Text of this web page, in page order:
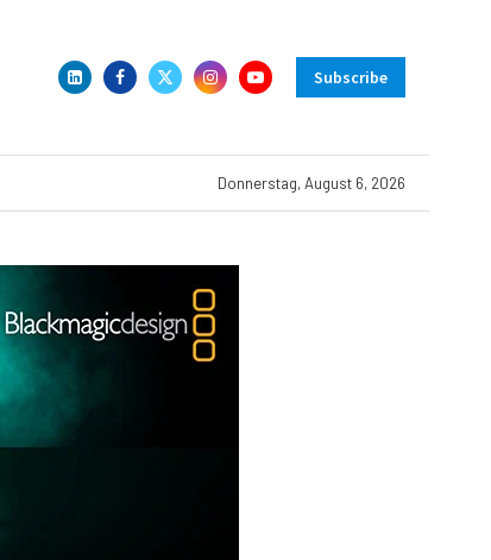
Subscribe
Donnerstag, August 6, 2026